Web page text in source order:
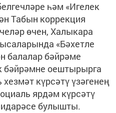
һәм «Игелек
Табын коррекция
өчен, Халыкара
«Бәхетле
балалар бәйрәме
оештырырга
күрсәтү үзәгенең
ярдәм күрсәтү
булышты.